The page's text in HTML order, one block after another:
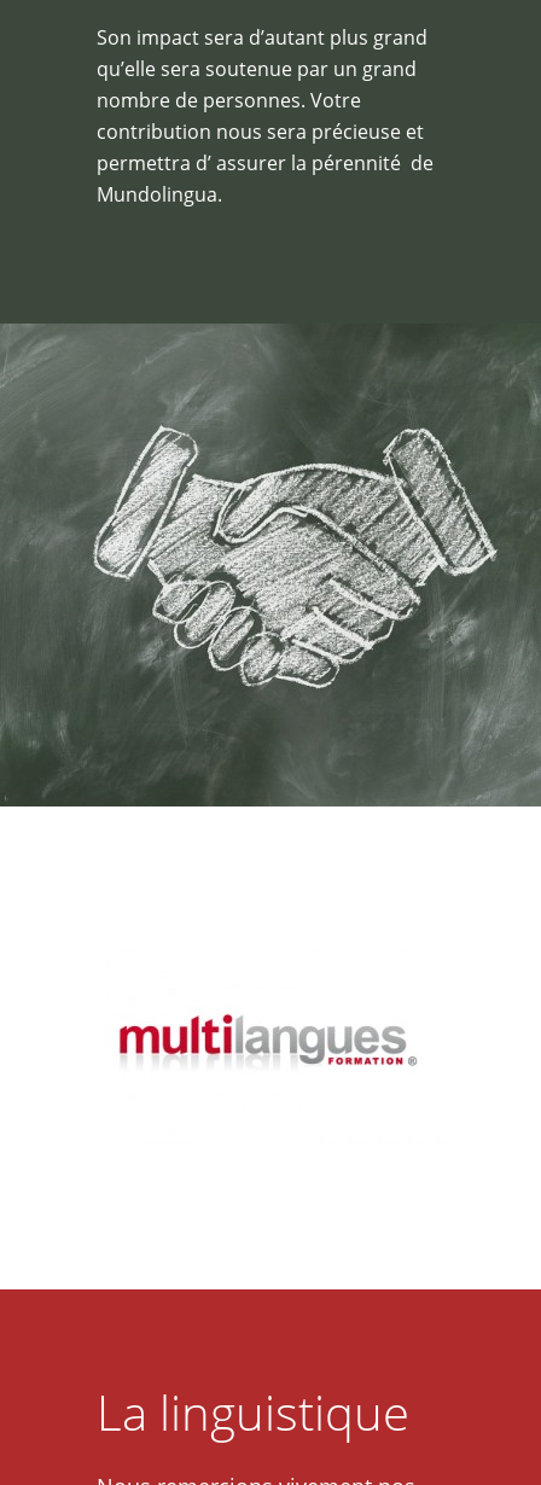
Son impact sera d’autant plus grand
qu’elle sera soutenue par un grand
nombre de personnes. Votre
contribution nous sera précieuse et
permettra d’ assurer la pérennité de
Mundolingua.
La linguistique